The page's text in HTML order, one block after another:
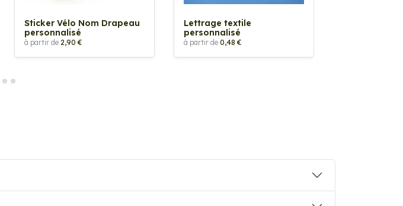
Sticker Vélo Nom Drapeau
personnalisé
à partir de 2,90 €
Lettrage textile
personnalisé
à partir de 0,48 €